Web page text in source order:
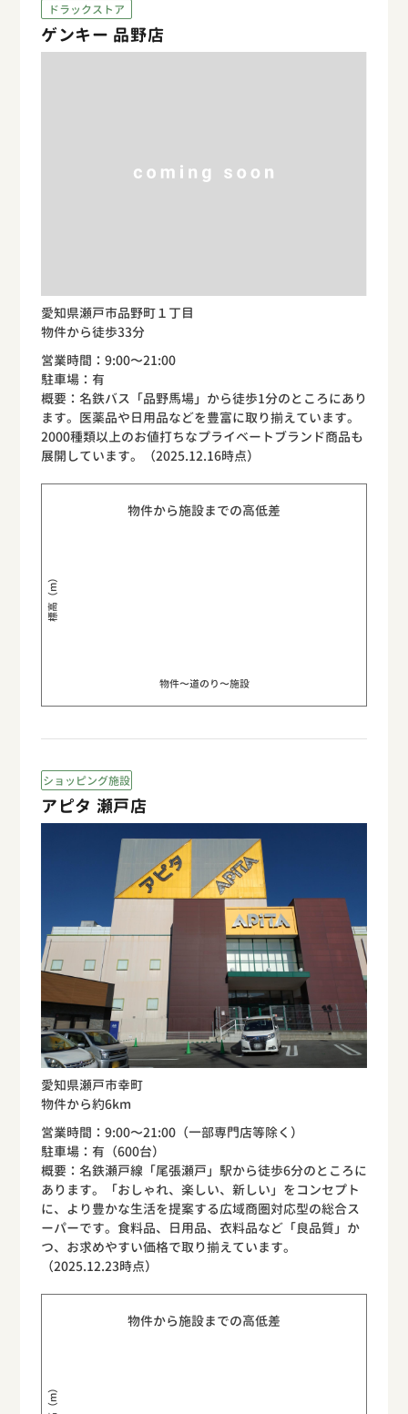
ドラックストア
ゲンキー 品野店
愛知県瀬戸市品野町１丁目
物件から徒歩33分
営業時間：9:00〜21:00
駐車場：有
概要：名鉄バス「品野馬場」から徒歩1分のところにあり
ます。医薬品や日用品などを豊富に取り揃えています。
2000種類以上のお値打ちなプライベートブランド商品も
展開しています。（2025.12.16時点）
物件から施設までの高低差
標高（m）
物件〜道のり〜施設
ショッピング施設
アピタ 瀬戸店
愛知県瀬戸市幸町
物件から約6km
営業時間：9:00〜21:00（一部専門店等除く）
駐車場：有（600台）
概要：名鉄瀬戸線「尾張瀬戸」駅から徒歩6分のところに
あります。「おしゃれ、楽しい、新しい」をコンセプト
に、より豊かな生活を提案する広域商圏対応型の総合ス
ーパーです。食料品、日用品、衣料品など「良品質」か
つ、お求めやすい価格で取り揃えています。
（2025.12.23時点）
物件から施設までの高低差